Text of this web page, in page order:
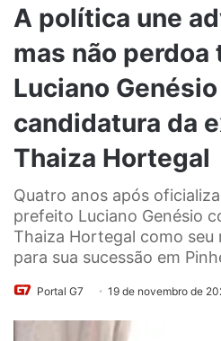
A política une
mas não perdoa
Luciano
candidatura da
Thaiza Hortegal
Quatro anos após
prefeito Luciano Genésio
Thaiza Hortegal como seu
para sua sucessão em
Portal G7 19 de novembro de